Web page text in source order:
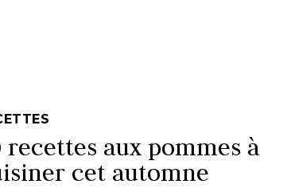
recettes aux pommes à
cet automne